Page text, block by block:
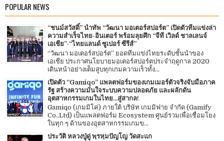
POPULAR NEWS
“ชนม์สวัสดิ์” นำทัพ “วัฒนา มอเตอร์สปอร์ต” เปิดตัวทีมแข่งล่า
ความสำเร็จไทย-อินเตอร์ พร้อมลุยศึก “จีที เวิลด์ ชาลเลนจ์
เอเชีย”-“ไทยแลนด์ ซูเปอร์ ซีรีส์”
“วัฒนา มอเตอร์สปอร์ต” ยอดทีมแข่งไทยระดับชั้นนำของ
เอเชีย ประกาศนโยบายมอเตอร์สปอร์ตประจำฤดูกาล 2020
เดินหน้าอย่างเต็มสูบทุกเกมความเร็วทั้ง...
เปิดตัว “Gamiqo” แพลตฟอร์มของเกมเมอร์ตัวจริงจับมือภาค
รัฐ สร้างความมั่นใจระบบความปลอดภัย และผลักดัน
อุตสาหกรรมเกมในไทย...สู่สากล!
Gamiqo (เกมมิโค่) ภายใต้ บริษัท เกมมิฟาย จำกัด (Gamify
Co.,Ltd) เป็นแพลตฟอร์ม Ecosystem ศูนย์รวมเพื่อเชื่อมโยง
ในทุก ๆ ด้านของอุตสาหกรรมเกมข...
ประวัติ หลวงปู่ดู่ พฺรหฺมปัญโญ วัดสะแก